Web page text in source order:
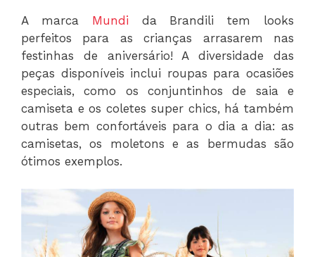
A marca Mundi da Brandili tem looks
perfeitos para as crianças arrasarem nas
festinhas de aniversário! A diversidade das
peças disponíveis inclui roupas para ocasiões
especiais, como os conjuntinhos de saia e
camiseta e os coletes super chics, há também
outras bem confortáveis para o dia a dia: as
camisetas, os moletons e as bermudas são
ótimos exemplos.